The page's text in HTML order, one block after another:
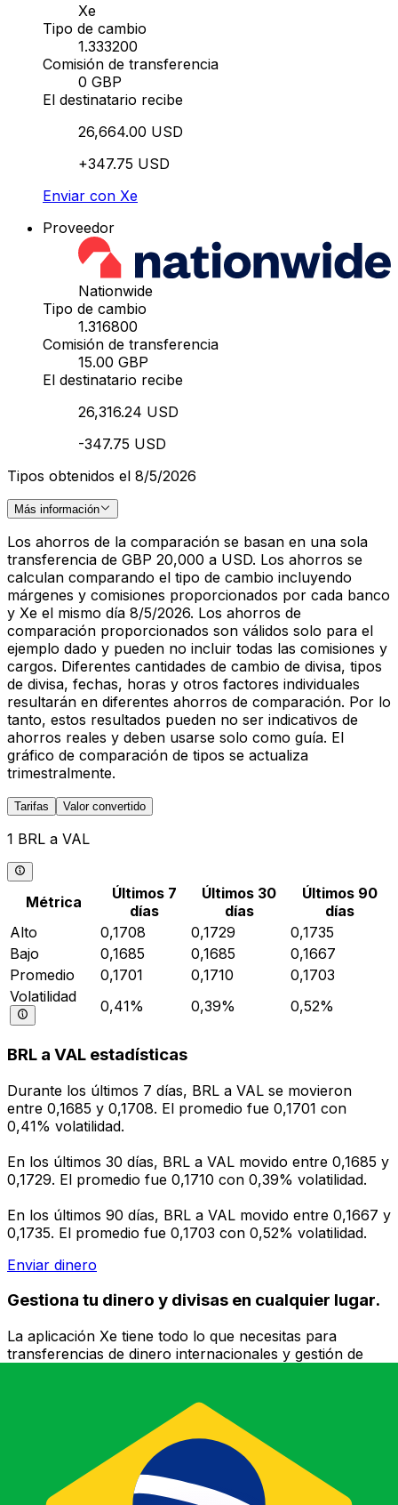
Xe
Tipo de cambio
1.333200
Comisión de transferencia
0 GBP
El destinatario recibe
26,664.00 USD
+347.75 USD
Enviar con Xe
Proveedor
Nationwide
Tipo de cambio
1.316800
Comisión de transferencia
15.00 GBP
El destinatario recibe
26,316.24 USD
-347.75 USD
Tipos obtenidos el 8/5/2026
Más información
Los ahorros de la comparación se basan en una sola
transferencia de GBP 20,000 a USD. Los ahorros se
calculan comparando el tipo de cambio incluyendo
márgenes y comisiones proporcionados por cada banco
y Xe el mismo día 8/5/2026. Los ahorros de
comparación proporcionados son válidos solo para el
ejemplo dado y pueden no incluir todas las comisiones y
cargos. Diferentes cantidades de cambio de divisa, tipos
de divisa, fechas, horas y otros factores individuales
resultarán en diferentes ahorros de comparación. Por lo
tanto, estos resultados pueden no ser indicativos de
ahorros reales y deben usarse solo como guía. El
gráfico de comparación de tipos se actualiza
trimestralmente.
Tarifas Valor convertido
1 BRL a VAL
Métrica
Últimos 7
días
Últimos 30
días
Últimos 90
días
Alto
0,1708 0,1729
0,1735
Bajo
0,1685 0,1685
0,1667
Promedio
0,1701 0,1710
0,1703
Volatilidad
0,41% 0,39% 0,52%
BRL a VAL estadísticas
Durante los últimos 7 días, BRL a VAL se movieron
entre 0,1685 y 0,1708. El promedio fue 0,1701 con
0,41% volatilidad.
En los últimos 30 días, BRL a VAL movido entre 0,1685 y
0,1729. El promedio fue 0,1710 con 0,39% volatilidad.
En los últimos 90 días, BRL a VAL movido entre 0,1667 y
0,1735. El promedio fue 0,1703 con 0,52% volatilidad.
Enviar dinero
Gestiona tu dinero y divisas en cualquier lugar.
La aplicación Xe tiene todo lo que necesitas para
transferencias de dinero internacionales y gestión de